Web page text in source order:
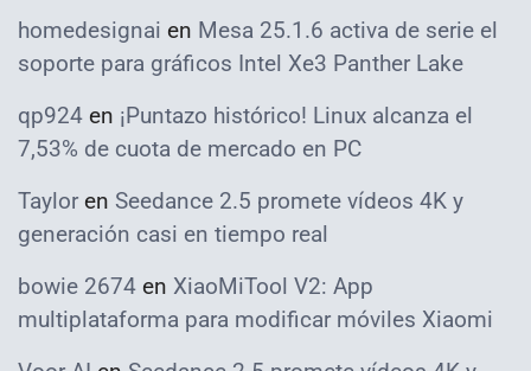
homedesignai en Mesa 25.1.6 activa de serie el
soporte para gráficos Intel Xe3 Panther Lake
qp924 en ¡Puntazo histórico! Linux alcanza el
7,53% de cuota de mercado en PC
Taylor en Seedance 2.5 promete vídeos 4K y
generación casi en tiempo real
bowie 2674 en XiaoMiTool V2: App
multiplataforma para modificar móviles Xiaomi